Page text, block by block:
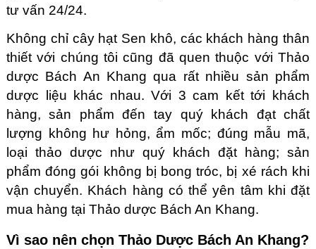
tư vấn 24/24.
Không chỉ cây hạt Sen khô, các khách hàng thân
thiết với chúng tôi cũng đã quen thuộc với Thảo
dược Bách An Khang qua rất nhiều sản phẩm
dược liệu khác nhau. Với 3 cam kết tới khách
hàng, sản phẩm đến tay quý khách đạt chất
lượng không hư hỏng, ẩm mốc; đúng mẫu mã,
loại thảo dược như quý khách đặt hàng; sản
phẩm đóng gói không bị bong tróc, bị xé rách khi
vận chuyển. Khách hàng có thể yên tâm khi đặt
mua hàng tại Thảo dược Bách An Khang.
Vì sao nên chọn Thảo Dược Bách An Khang?